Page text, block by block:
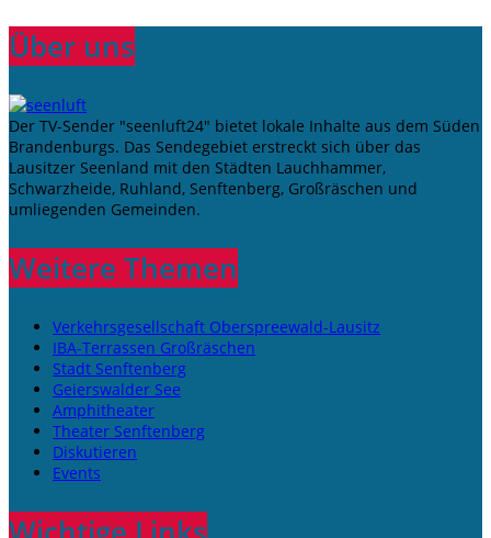
Über uns
Der TV-Sender "seenluft24" bietet lokale Inhalte aus dem Süden
Brandenburgs. Das Sendegebiet erstreckt sich über das
Lausitzer Seenland mit den Städten Lauchhammer,
Schwarzheide, Ruhland, Senftenberg, Großräschen und
umliegenden Gemeinden.
Weitere Themen
Verkehrsgesellschaft Oberspreewald-Lausitz
IBA-Terrassen Großräschen
Stadt Senftenberg
Geierswalder See
Amphitheater
Theater Senftenberg
Diskutieren
Events